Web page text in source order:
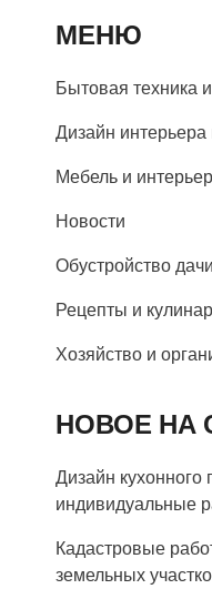
МЕНЮ
Бытовая техника
Дизайн
Мебель и
Новости
Обустройство
Рецепты и
Хозяйство и
НОВОЕ НА
Дизайн кухонного
индивидуальные
Кадастровые
земельных